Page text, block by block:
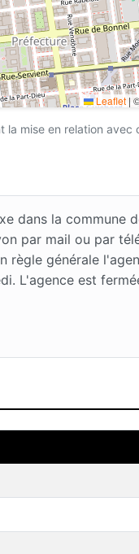
Leaflet |
mise en relation avec
dans la commune
par mail ou par
règle générale
L'agence est